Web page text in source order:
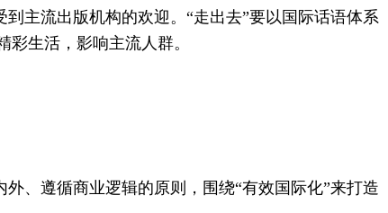
主流出版机构的欢迎。“走出去”要以国际话语体系
生活，影响主流人群。
、遵循商业逻辑的原则，围绕“有效国际化”来打造